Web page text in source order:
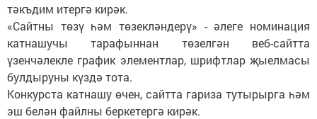
тәкъдим итергә кирәк.
«Сайтны төзү һәм төзекләндерү» - әлеге номинация
катнашучы тарафыннан төзелгән веб-сайтта
үзенчәлекле график элементлар, шрифтлар җыелмасы
булдыруны күздә тота.
Конкурста катнашу өчен, сайтта гариза тутырырга һәм
эш белән файлны беркетергә кирәк.